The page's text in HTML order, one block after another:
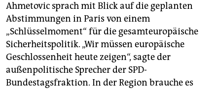
Ahmetovic sprach mit Blick auf die geplanten
Abstimmungen in Paris von einem
„Schlüsselmoment“ für die gesamteuropäische
Sicherheitspolitik. „Wir müssen europäische
Geschlossenheit heute zeigen“, sagte der
außenpolitische Sprecher der SPD-
Bundestagsfraktion. In der Region brauche es